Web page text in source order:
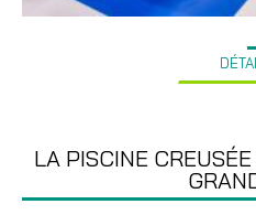
LA PISCINE